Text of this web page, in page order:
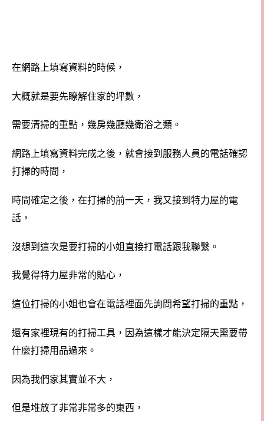
在網路上填寫資料的時候，
大概就是要先瞭解住家的坪數，
需要清掃的重點，幾房幾廳幾衛浴之類。
網路上填寫資料完成之後，就會接到服務人員的電話確認
打掃的時間，
時間確定之後，在打掃的前一天，我又接到特力屋的電
話，
沒想到這次是要打掃的小姐直接打電話跟我聯繫。
我覺得特力屋非常的貼心，
這位打掃的小姐也會在電話裡面先詢問希望打掃的重點，
還有家裡現有的打掃工具，因為這樣才能決定隔天需要帶
什麼打掃用品過來。
因為我們家其實並不大，
但是堆放了非常非常多的東西，